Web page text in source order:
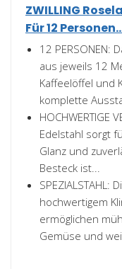
ZWILLING
Für 12
12 PERSONEN:
aus jeweils 12
Kaffeelöffel und
komplette
HOCHWERTIGE
Edelstahl sorgt
Glanz und
Besteck ist...
hochwertigem
ermöglichen
Gemüse und